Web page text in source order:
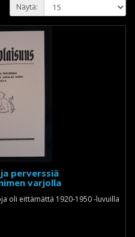
Näytä:
perverssiä
varjolla
oli eittämättä 1920-1950 -luvuilla